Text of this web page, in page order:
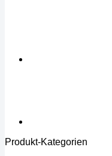
Produkt-Kategorien